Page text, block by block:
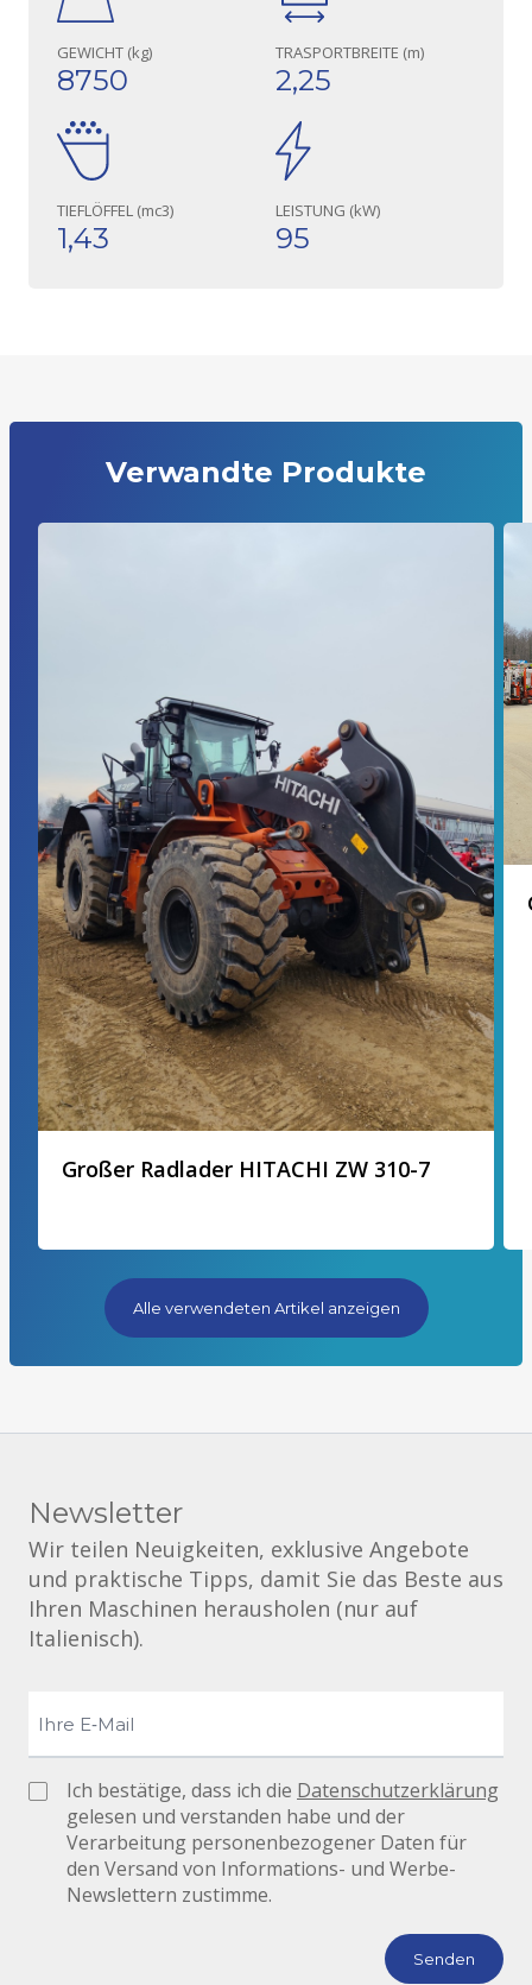
GEWICHT (kg)
8750
TRASPORTBREITE (m)
2,25
TIEFLÖFFEL (mc3)
1,43
LEISTUNG (kW)
95
Verwandte Produkte
Großer Radlader HITACHI ZW 310-7
Alle verwendeten Artikel anzeigen
Newsletter
Wir teilen Neuigkeiten, exklusive Angebote
und praktische Tipps, damit Sie das Beste aus
Ihren Maschinen herausholen (nur auf
Italienisch).
Ich bestätige, dass ich die Datenschutzerklärung
gelesen und verstanden habe und der
Verarbeitung personenbezogener Daten für
den Versand von Informations- und Werbe-
Newslettern zustimme.